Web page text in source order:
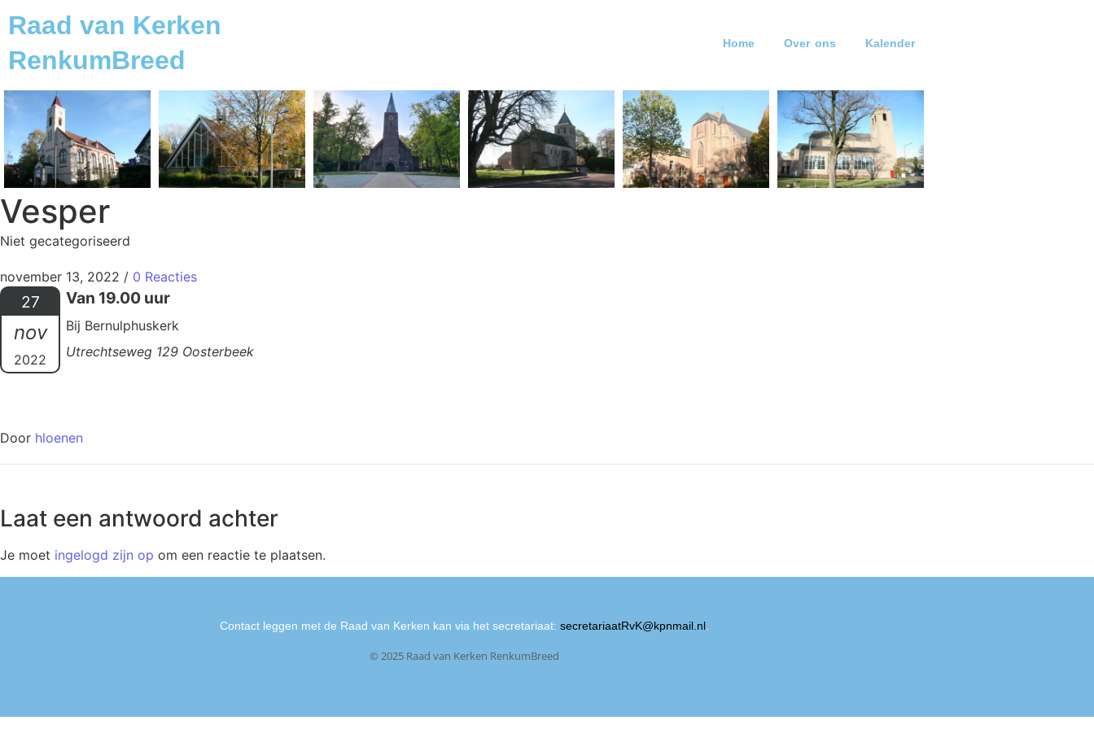
Raad van Kerken
RenkumBreed
Home Over ons Kalender
Vesper
Niet gecategoriseerd
november 13, 2022 / 0 Reacties
27
nov
2022
Van 19.00 uur
Bij Bernulphuskerk
Utrechtseweg 129 Oosterbeek
Door hloenen
Laat een antwoord achter
Je moet ingelogd zijn op om een reactie te plaatsen.
Contact leggen met de Raad van Kerken kan via het secretariaat: secretariaatRvK@kpnmail.nl.
© 2025 Raad van Kerken RenkumBreed